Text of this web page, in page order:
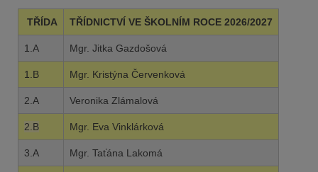
TŘÍDA TŘÍDNICTVÍ VE ŠKOLNÍM ROCE 2026/2027
1.A Mgr. Jitka Gazdošová
1.B Mgr. Kristýna Červenková
2.A Veronika Zlámalová
2.B Mgr. Eva Vinklárková
3.A Mgr. Taťána Lakomá